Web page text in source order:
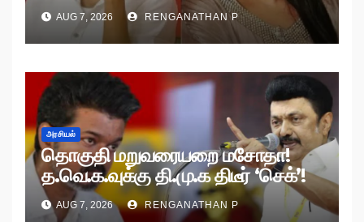
AUG 7, 2026 RENGANATHAN P
அரசியல்
தொகுதி மறுவரையறை மசோதா!
த.வெ.க.வுக்கு தி.மு.க திடீர் ‘செக்’!
AUG 7, 2026 RENGANATHAN P